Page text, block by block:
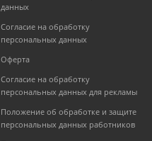
данных
Согласие на обработку
персональных данных
Оферта
Согласие на обработку
персональных данных для рекламы
Положение об обработке и защите
персональных данных работников